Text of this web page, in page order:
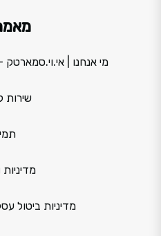
מי אנחנו |
שירות
מדיניות ביטול